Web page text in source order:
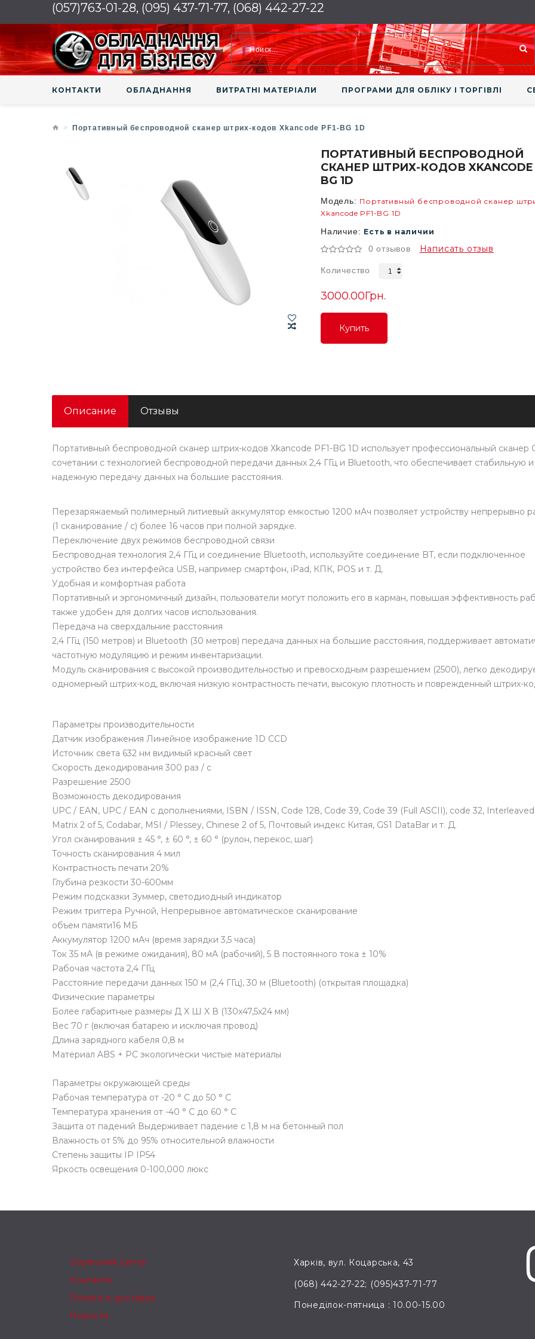
(057)763-01-28, (095) 437-71-77, (068) 442-27-22
КОНТАКТИ ОБЛАДНАННЯ ВИТРАТНІ МАТЕРІАЛИ ПРОГРАМИ ДЛЯ ОБЛІКУ І ТОРГІВЛІ
Портативный беспроводной сканер штрих-кодов Xkancode PF1-BG 1D
ПОРТАТИВНЫЙ БЕСПРОВОДНОЙ
СКАНЕР ШТРИХ-КОДОВ XKANCODE
BG 1D
Модель: Портативный беспроводной сканер
Xkancode PF1-BG 1D
Наличие: Есть в наличии
0 отзывов Написать отзыв
Количество
3000.00Грн.
Купить
Купить
Описание Отзывы
Портативный беспроводной сканер штрих-кодов Xkancode PF1-BG 1D использует профессиональный сканер
сочетании с технологией беспроводной передачи данных 2,4 ГГц и Bluetooth, что обеспечивает стабильную и
надежную передачу данных на большие расстояния.
Перезаряжаемый полимерный литиевый аккумулятор емкостью 1200 мАч позволяет устройству непрерывно
(1 сканирование / с) более 16 часов при полной зарядке.
Переключение двух режимов беспроводной связи
Беспроводная технология 2,4 ГГц и соединение Bluetooth, используйте соединение BT, если подключенное
устройство без интерфейса USB, например смартфон, iPad, КПК, POS и т. Д.
Удобная и комфортная работа
Портативный и эргономичный дизайн, пользователи могут положить его в карман, повышая эффективность
также удобен для долгих часов использования.
Передача на сверхдальние расстояния
2,4 ГГц (150 метров) и Bluetooth (30 метров) передача данных на большие расстояния, поддерживает
частотную модуляцию и режим инвентаризации.
Модуль сканирования с высокой производительностью и превосходным разрешением (2500), легко
одномерный штрих-код, включая низкую контрастность печати, высокую плотность и поврежденный штрих-
Параметры производительности
Датчик изображения Линейное изображение 1D CCD
Источник света 632 нм видимый красный свет
Скорость декодирования 300 раз / с
Разрешение 2500
Возможность декодирования
UPC / EAN, UPC / EAN с дополнениями, ISBN / ISSN, Code 128, Code 39, Code 39 (Full ASCII), code 32,
Matrix 2 of 5, Codabar, MSI / Plessey, Chinese 2 of 5, Почтовый индекс Китая, GS1 DataBar и т. Д.
Угол сканирования ± 45 °, ± 60 °, ± 60 ° (рулон, перекос, шаг)
Точность сканирования 4 мил
Контрастность печати 20%
Глубина резкости 30-600мм
Режим подсказки Зуммер, светодиодный индикатор
Режим триггера Ручной, Непрерывное автоматическое сканирование
объем памяти16 МБ
Аккумулятор 1200 мАч (время зарядки 3,5 часа)
Ток 35 мА (в режиме ожидания), 80 мА (рабочий), 5 В постоянного тока ± 10%
Рабочая частота 2,4 ГГц
Расстояние передачи данных 150 м (2,4 ГГц), 30 м (Bluetooth) (открытая площадка)
Физические параметры
Более габаритные размеры Д X Ш X В (130x47,5x24 мм)
Вес 70 г (включая батарею и исключая провод)
Длина зарядного кабеля 0,8 м
Материал ABS + PC экологически чистые материалы
Параметры окружающей среды
Рабочая температура от -20 ° C до 50 ° C
Температура хранения от -40 ° C до 60 ° C
Защита от падений Выдерживает падение с 1,8 м на бетонный пол
Влажность от 5% до 95% относительной влажности
Степень защиты IP IP54
Яркость освещения 0-100,000 люкс
Сервісний центр
Контакти
Оплата и доставка
Новости
Харків, вул. Коцарська, 43
(068) 442-27-22; (095)437-71-77
Понеділок-пятница : 10.00-15.00